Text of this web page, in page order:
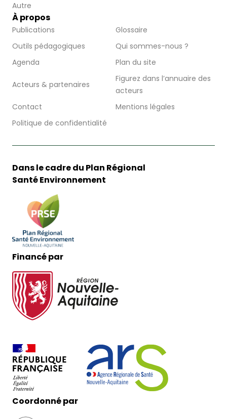
Autre
À propos
Publications
Glossaire
Outils pédagogiques
Qui sommes-nous ?
Agenda
Plan du site
Acteurs & partenaires
Figurez dans l’annuaire des
acteurs
Contact
Mentions légales
Politique de confidentialité
Dans le cadre du Plan Régional
Santé Environnement
Financé par
Coordonné par